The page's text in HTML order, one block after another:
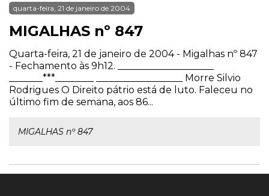
quarta-feira, 21 de janeiro de 2004
MIGALHAS nº 847
Quarta-feira, 21 de janeiro de 2004 - Migalhas nº 847
- Fechamento às 9h12. ____________________
_______***________ __________________ Morre Silvio
Rodrigues O Direito pátrio está de luto. Faleceu no
último fim de semana, aos 86...
MIGALHAS nº 847